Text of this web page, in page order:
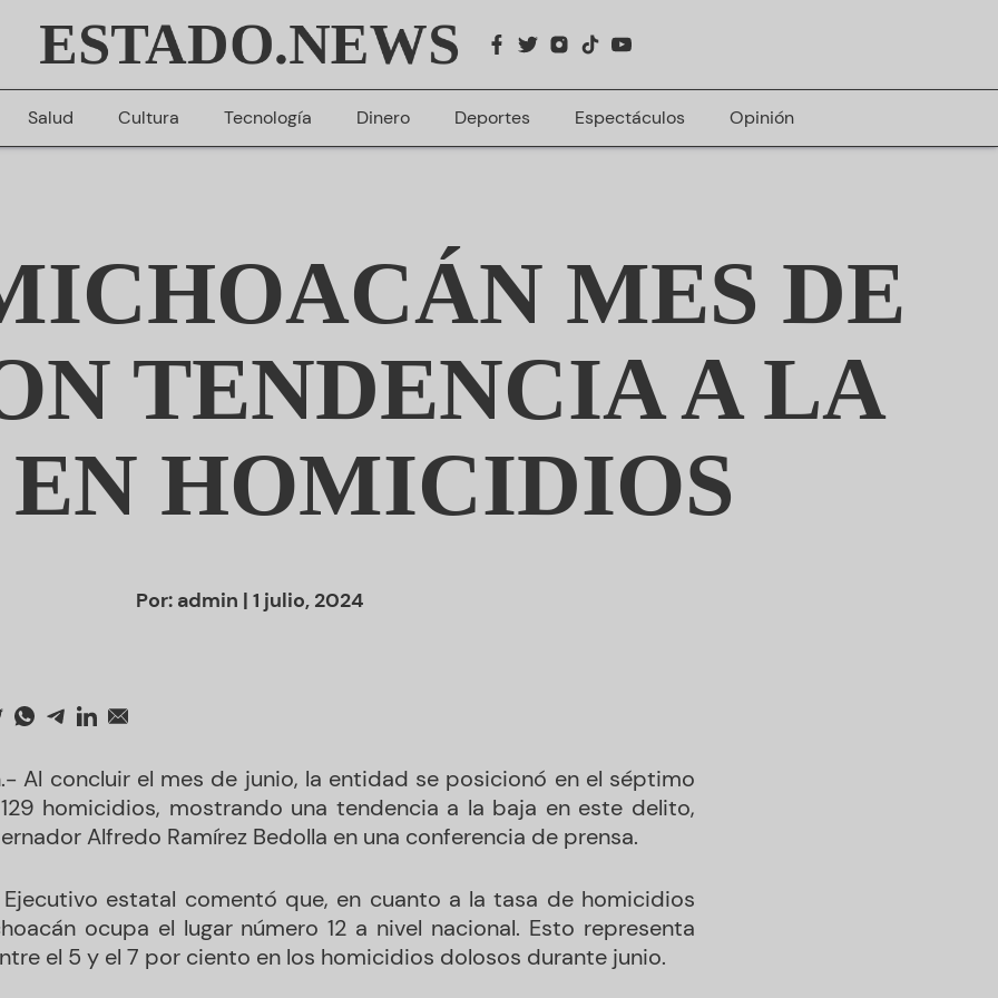
ESTADO.NEWS
Salud Cultura Tecnología Dinero Deportes Espectáculos Opinión
MES DE
TENDENCIA A LA
HOMICIDIOS
Por: admin | 1 julio, 2024
Al concluir el mes de junio, la entidad se posicionó en el séptimo
homicidios, mostrando una tendencia a la baja en este delito,
Alfredo Ramírez Bedolla en una conferencia de prensa.
estatal comentó que, en cuanto a la tasa de homicidios
ocupa el lugar número 12 a nivel nacional. Esto representa
el 5 y el 7 por ciento en los homicidios dolosos durante junio.